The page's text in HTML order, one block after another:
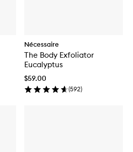
Nécessaire
The Body Exfoliator
Eucalyptus
$59.00
(592)